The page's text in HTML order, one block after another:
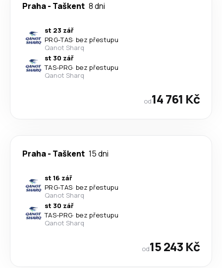
Praha- Taškent 8 dni
st 23 zář
PRG-TAS· bez přestupu
Qanot Sharq
st 30 zář
TAS-PRG· bez přestupu
Qanot Sharq
od14 761 Kč
Praha- Taškent 15 dni
st 16 zář
PRG-TAS· bez přestupu
Qanot Sharq
st 30 zář
TAS-PRG· bez přestupu
Qanot Sharq
od15 243 Kč